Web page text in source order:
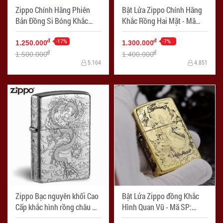
Zippo Chính Hãng Phiên
Bản Đồng Si Bóng Khắc
Rồng Bay Trên Mây - Mã
SP: ZPC1049-254B
1.250.000đ -17%
1.500.000đ
5.164
Bật Lửa Zippo Chính Hãng
Khắc Rồng Hai Mặt - Mã
SP: ZPC1691
1.300.000đ -7%
1.400.000đ
4.851
Zippo Bạc nguyên khối Cao
Cấp khắc hình rồng châu Á
Dũng Mãnh bản Armor - Mã
Bật Lửa Zippo đồng Khắc
Hình Quan Vũ - Mã SP:
ZPC1714-254